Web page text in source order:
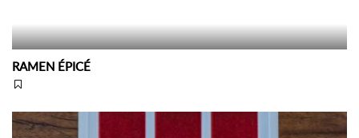
RAMEN ÉPICÉ